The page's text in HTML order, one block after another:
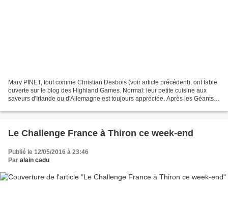
Mary PINET, tout comme Christian Desbois (voir article précédent), ont table
ouverte sur le blog des Highland Games. Normal: leur petite cuisine aux
saveurs d'Irlande ou d'Allemagne est toujours appréciée. Après les Géants
Le Challenge France à Thiron ce week-end
Publié le 12/05/2016 à 23:46
Par alain cadu